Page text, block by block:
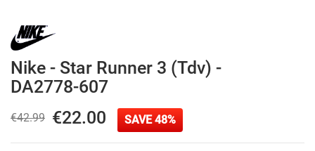
Nike - Star Runner 3 (tdv) -
DA2778-607
€42.99 €22.00 SAVE 48%